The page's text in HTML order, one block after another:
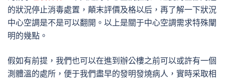
的狀況停止消毒處置，顛末評價及格以后，再了解一下狀況
中心空調是不是可以翻開。以上是關于中心空調需求特殊闡
明的幾點。
假如有前提，我們也可以在進到辦公樓之前可以或許有一個
測體溫的處所，便于我們盡早的發明發燒病人，實時采取相